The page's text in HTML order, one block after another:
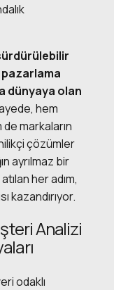
pazarlama
dünyaya olan
hem
markaların
çözümler
ayrılmaz bir
her adım,
kazandırıyor.
Analizi
odaklı